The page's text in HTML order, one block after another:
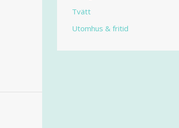
Tvätt
Utomhus & fritid